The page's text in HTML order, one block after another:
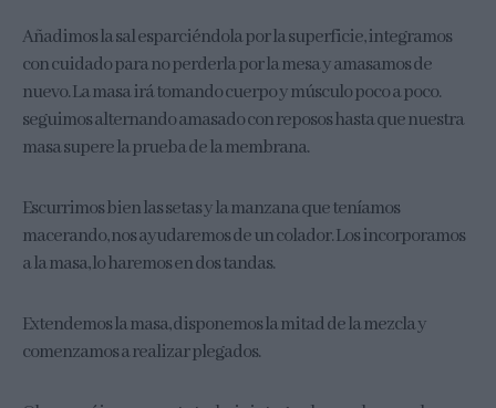
Añadimos la sal esparciéndola por la superficie, integramos
con cuidado para no perderla por la mesa y amasamos de
nuevo. La masa irá tomando cuerpo y músculo poco a poco.
seguimos alternando amasado con reposos hasta que nuestra
masa supere la prueba de la membrana.
Escurrimos bien las setas y la manzana que teníamos
macerando, nos ayudaremos de un colador. Los incorporamos
a la masa, lo haremos en dos tandas.
Extendemos la masa, disponemos la mitad de la mezcla y
comenzamos a realizar plegados.